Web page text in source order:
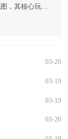
，其核心玩法
03-20
03-19
03-19
03-20